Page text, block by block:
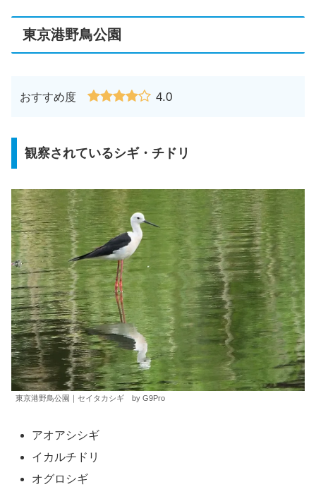
東京港野鳥公園
おすすめ度 4.0
観察されているシギ・チドリ
東京港野鳥公園｜セイタカシギ by G9Pro
アオアシシギ
イカルチドリ
オグロシギ